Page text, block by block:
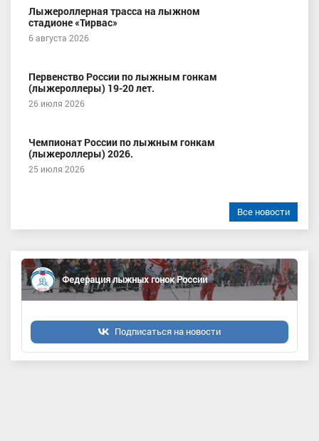
Лыжероллерная трасса на лыжном
стадионе «Тирвас»
6 августа 2026
Первенство России по лыжным гонкам
(лыжероллеры) 19-20 лет.
26 июля 2026
Чемпионат России по лыжным гонкам
(лыжероллеры) 2026.
25 июля 2026
Все новости
Федерация лыжных гонок России
Подписаться на новости